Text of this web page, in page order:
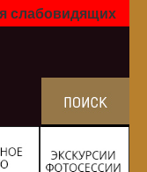
слабовидящих